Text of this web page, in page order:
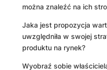
można znaleźć na ich
Jaka jest propozycja
uwzględniła w swojej
produktu na rynek?
Wyobraź sobie